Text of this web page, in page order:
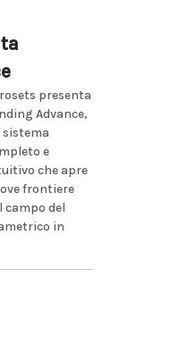
presenta
Advance,
sistema
e
che apre
frontiere
campo del
in